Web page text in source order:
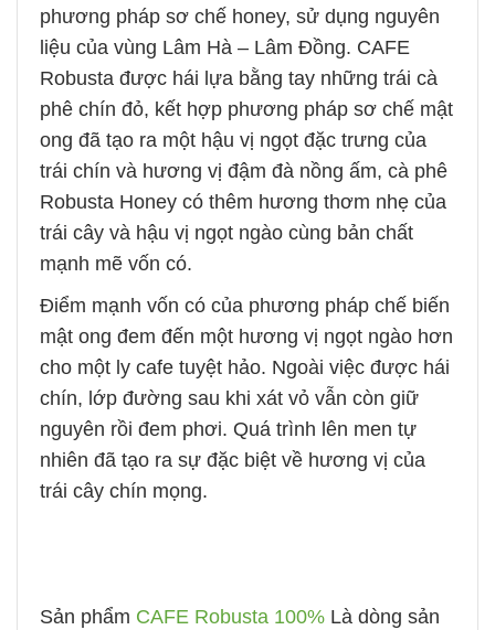
phương pháp sơ chế honey, sử dụng nguyên
liệu của vùng Lâm Hà – Lâm Đồng. CAFE
Robusta được hái lựa bằng tay những trái cà
phê chín đỏ, kết hợp phương pháp sơ chế mật
ong đã tạo ra một hậu vị ngọt đặc trưng của
trái chín và hương vị đậm đà nồng ấm, cà phê
Robusta Honey có thêm hương thơm nhẹ của
trái cây và hậu vị ngọt ngào cùng bản chất
mạnh mẽ vốn có.
Điểm mạnh vốn có của phương pháp chế biến
mật ong đem đến một hương vị ngọt ngào hơn
cho một ly cafe tuyệt hảo. Ngoài việc được hái
chín, lớp đường sau khi xát vỏ vẫn còn giữ
nguyên rồi đem phơi. Quá trình lên men tự
nhiên đã tạo ra sự đặc biệt về hương vị của
trái cây chín mọng.
Sản phẩm CAFE Robusta 100% Là dòng sản